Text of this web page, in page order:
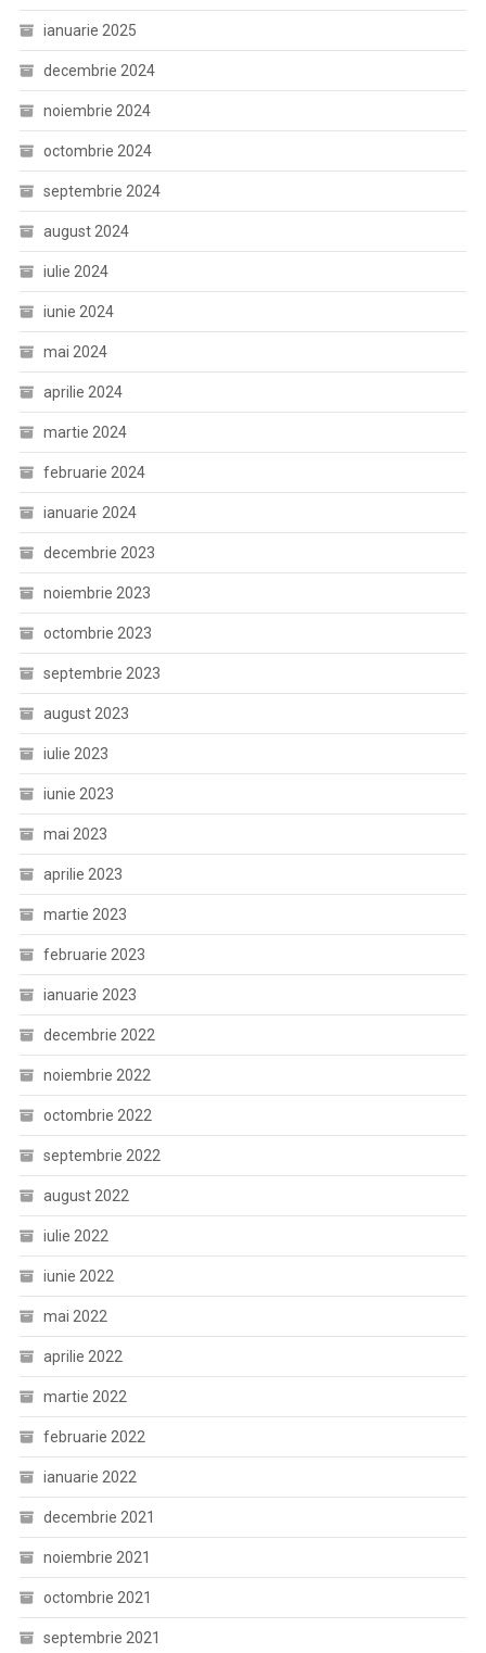
ianuarie 2025
decembrie 2024
noiembrie 2024
octombrie 2024
septembrie 2024
august 2024
iulie 2024
iunie 2024
mai 2024
aprilie 2024
martie 2024
februarie 2024
ianuarie 2024
decembrie 2023
noiembrie 2023
octombrie 2023
septembrie 2023
august 2023
iulie 2023
iunie 2023
mai 2023
aprilie 2023
martie 2023
februarie 2023
ianuarie 2023
decembrie 2022
noiembrie 2022
octombrie 2022
septembrie 2022
august 2022
iulie 2022
iunie 2022
mai 2022
aprilie 2022
martie 2022
februarie 2022
ianuarie 2022
decembrie 2021
noiembrie 2021
octombrie 2021
septembrie 2021